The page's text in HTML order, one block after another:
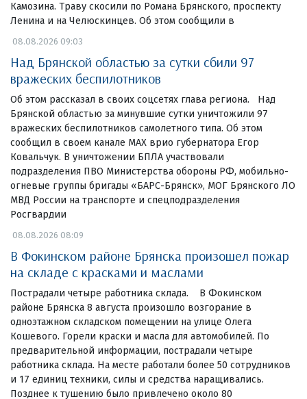
Камозина. Траву скосили по Романа Брянского, проспекту
Ленина и на Челюскинцев. Об этом сообщили в
08.08.2026 09:03
Над Брянской областью за сутки сбили 97
вражеских беспилотников
Об этом рассказал в своих соцсетях глава региона. Над
Брянской областью за минувшие сутки уничтожили 97
вражеских беспилотников самолетного типа. Об этом
сообщил в своем канале МАХ врио губернатора Егор
Ковальчук. В уничтожении БПЛА участвовали
подразделения ПВО Министерства обороны РФ, мобильно-
огневые группы бригады «БАРС-Брянск», МОГ Брянского ЛО
МВД России на транспорте и спецподразделения
Росгвардии
08.08.2026 08:09
В Фокинском районе Брянска произошел пожар
на складе с красками и маслами
Пострадали четыре работника склада. В Фокинском
районе Брянска 8 августа произошло возгорание в
одноэтажном складском помещении на улице Олега
Кошевого. Горели краски и масла для автомобилей. По
предварительной информации, пострадали четыре
работника склада. На месте работали более 50 сотрудников
и 17 единиц техники, силы и средства наращивались.
Позднее к тушению было привлечено около 80